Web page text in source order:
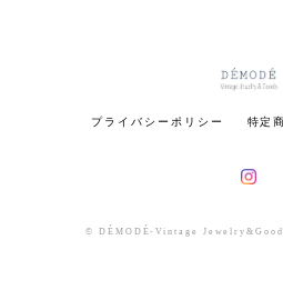
プライバシーポリシー 特定
© DÉMODÉ-Vintage